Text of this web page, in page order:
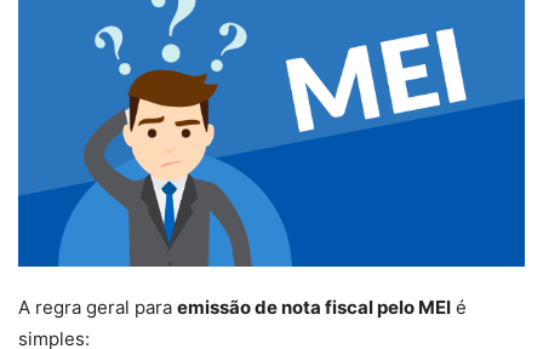
A regra geral para emissão de nota fiscal pelo MEI é
simples: